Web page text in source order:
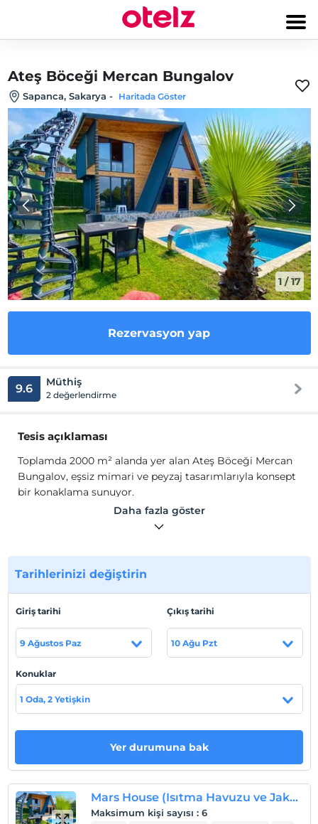
Ateş Böceği Mercan Bungalov
Sapanca, Sakarya - Haritada Göster
1/17
Rezervasyon yap
9.6 Müthiş
2 değerlendirme
Tesis açıklaması
Toplamda 2000 m² alanda yer alan Ateş Böceği Mercan
Bungalov, eşsiz mimari ve peyzaj tasarımlarıyla konsept
bir konaklama sunuyor.
Bungalovlarımız 3+1, 2 yatak odası ve 2 oturma odası
mevcuttur. Toplamda 4 adet ultra lüks bungalov ev, özel
ısıtma havuzu ve jakuzi bulunmaktadır. Tüm bungalov
evler ve genel alanlarda ücretsiz fiber internet erişimi
ve doğanın keyfini çıkarabilirsiniz.
Tesis lokasyon bilgileri
Haritada Göster
Otel koşulları
Check/in
En erken saat 14:00 ve sonrası
Daha fazla göster
Tarihlerinizi değiştirin
Giriş tarihi
9 Ağustos Paz
Çıkış tarihi
10 Ağu Pzt
Konuklar
1 Oda, 2 Yetişkin
Yer durumuna bak
Mars House (Isıtma Havuzu ve Jakuzili)
Maksimum kişi sayısı : 6